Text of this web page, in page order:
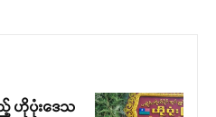
ည့် ဟိုပုံးဒေသ